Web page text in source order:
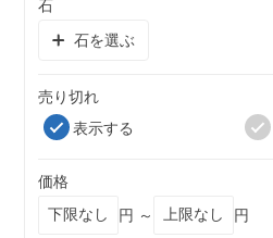
石
石を選ぶ
売り切れ
表示する
価格
円 ～
円